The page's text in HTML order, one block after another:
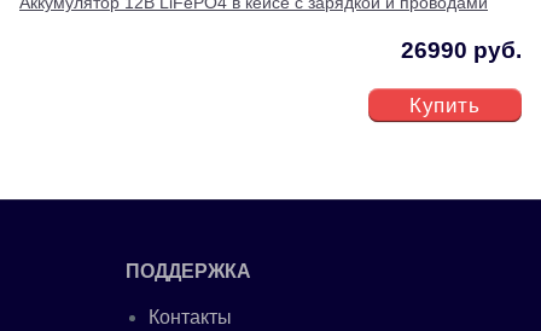
26990 руб.
Купить
ПОДДЕРЖКА
Контакты